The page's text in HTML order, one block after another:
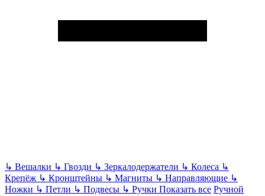
↳ Вешалки ↳ Гвозди ↳ Зеркалодержатели ↳ Колеса ↳
Крепёж ↳ Кронштейны ↳ Магниты ↳ Направляющие ↳
Ножки ↳ Петли ↳ Подвесы ↳ Ручки Показать все Ручной